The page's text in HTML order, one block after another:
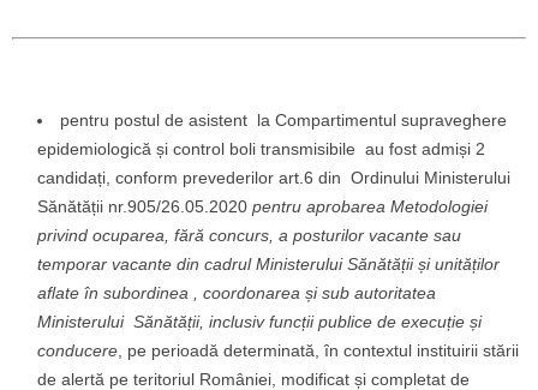
pentru postul de asistent la Compartimentul supraveghere
epidemiologică și control boli transmisibile au fost admiși 2
candidați, conform prevederilor art.6 din Ordinului Ministerului
Sănătății nr.905/26.05.2020 pentru aprobarea Metodologiei
privind ocuparea, fără concurs, a posturilor vacante sau
temporar vacante din cadrul Ministerului Sănătății și unităților
aflate în subordinea , coordonarea și sub autoritatea
Ministerului Sănătății, inclusiv funcții publice de execuție și
conducere , pe perioadă determinată, în contextul instituirii stării
de alertă pe teritoriul României, modificat și completat de